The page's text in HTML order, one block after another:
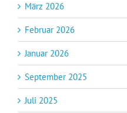
März 2026
Februar 2026
Januar 2026
September 2025
Juli 2025